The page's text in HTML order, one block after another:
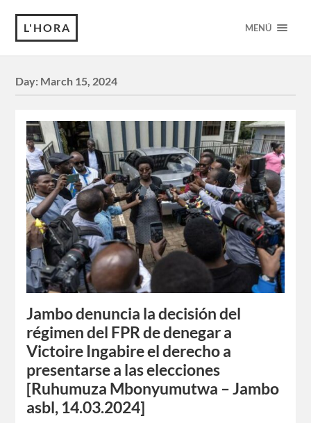
L'HORA MENÚ
Day: March 15, 2024
Jambo denuncia la decisión del
régimen del FPR de denegar a
Victoire Ingabire el derecho a
presentarse a las elecciones
[Ruhumuza Mbonyumutwa – Jambo
asbl, 14.03.2024]